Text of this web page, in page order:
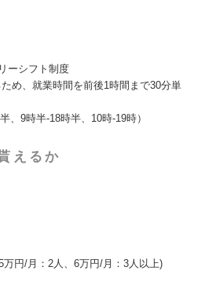
ーシフト制度
め、就業時間を前後1時間まで30分単
、9時半-18時半、10時-19時）
えるか
万円/月：2人、6万円/月：3人以上)